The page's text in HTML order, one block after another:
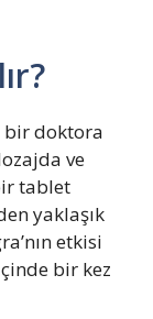
bir doktora
ve
tablet
yaklaşık
etkisi
bir kez